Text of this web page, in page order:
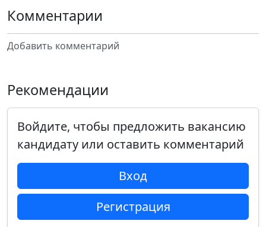
Комментарии
Добавить комментарий
Рекомендации
Войдите, чтобы предложить вакансию
кандидату или оставить комментарий
Вход
Регистрация